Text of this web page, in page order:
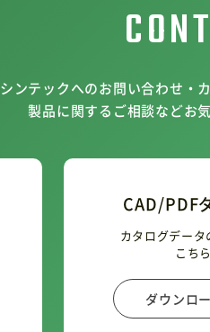
シンテックへのお問い合わせ・
製品に関するご相談などお
CAD/PDF
カタログデー
こち
ダウンロ